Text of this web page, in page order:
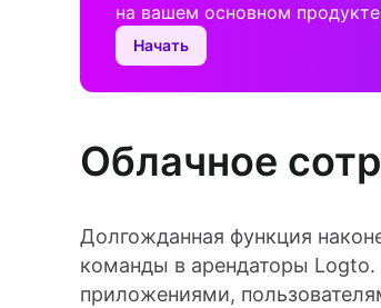
на вашем основном
Начать
Облачное
Долгожданная функция
команды в арендаторы
приложениями,